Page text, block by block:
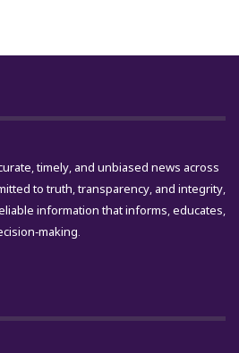
timely, and unbiased news across
to truth, transparency, and integrity,
information that informs, educates,
making.